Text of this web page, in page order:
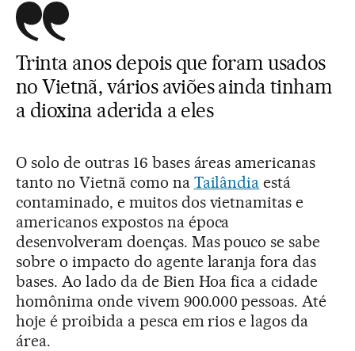
Trinta anos depois que foram usados
no Vietnã, vários aviões ainda tinham
a dioxina aderida a eles
O solo de outras 16 bases áreas americanas
tanto no Vietnã como na Tailândia está
contaminado, e muitos dos vietnamitas e
americanos expostos na época
desenvolveram doenças. Mas pouco se sabe
sobre o impacto do agente laranja fora das
bases. Ao lado da de Bien Hoa fica a cidade
homônima onde vivem 900.000 pessoas. Até
hoje é proibida a pesca em rios e lagos da
área.